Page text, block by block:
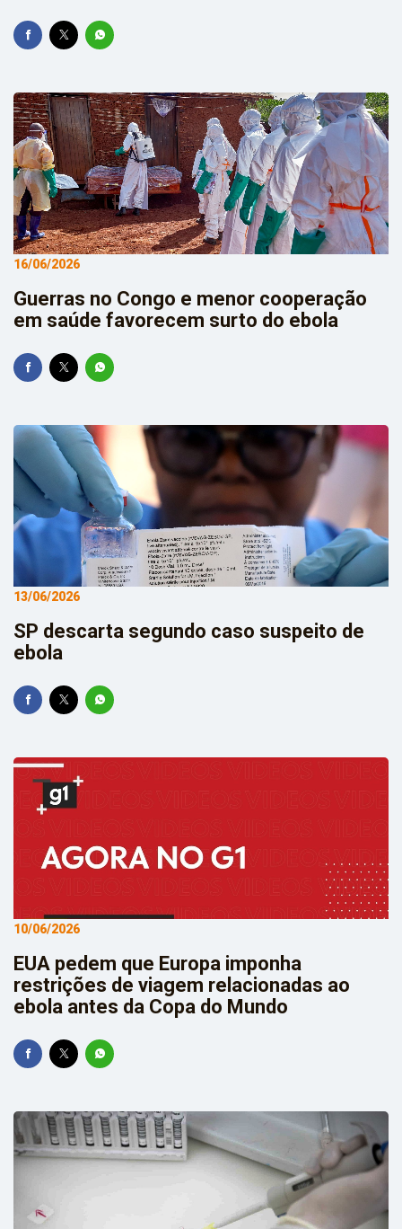
16/06/2026
Guerras no Congo e menor cooperação
em saúde favorecem surto do ebola
13/06/2026
SP descarta segundo caso suspeito de
ebola
10/06/2026
EUA pedem que Europa imponha
restrições de viagem relacionadas ao
ebola antes da Copa do Mundo